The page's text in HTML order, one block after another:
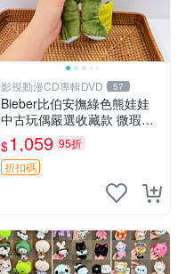
影視動漫CD專輯DVD 57
Bieber比伯安撫綠色熊娃娃
中古玩偶嚴選收藏款 微瑕輕
度使用 Bieber綠熊娃娃 中古
玩偶 微瑕
$1,059 95折
折扣碼